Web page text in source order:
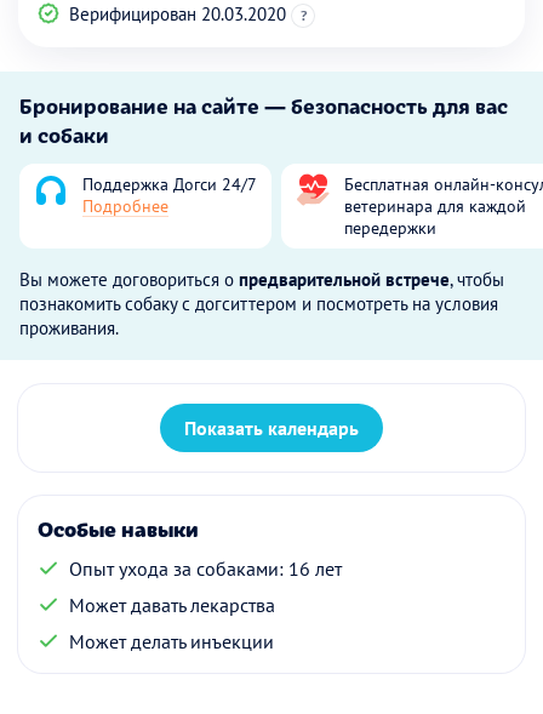
Верифицирован 20.03.2020
?
Бронирование на сайте — безопасность для вас
и собаки
Поддержка Догси 24/7
Подробнее
Бесплатная онлайн-
ветеринара для каждой
передержки
Вы можете договориться о предварительной встрече, чтобы
познакомить собаку с догситтером и посмотреть на условия
проживания.
Показать календарь
Особые навыки
Опыт ухода за собаками: 16 лет
Может давать лекарства
Может делать инъекции